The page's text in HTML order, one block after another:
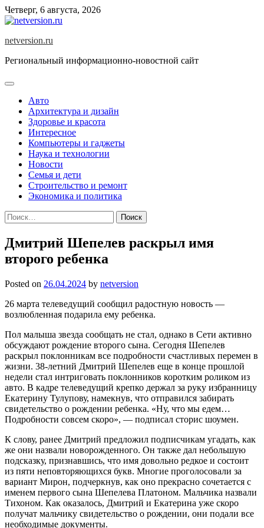
Skip
to
Четверг, 6 августа, 2026
netversion.ru
Региональный информационно-новостной сайт
Авто
Архитектура и дизайн
Здоровье и красота
Интересное
Компьютеры и гаджеты
Наука и технологии
Новости
Семья и дети
Строительство и ремонт
Экономика и политика
Найти:
Дмитрий Шепелев раскрыл имя
второго ребенка
Posted on 26.04.2024 by netversion
26 марта телеведущий сообщил радостную новость —
возлюбленная подарила ему ребенка.
Пол малыша звезда сообщать не стал, однако в Сети активно
обсуждают рождение второго сына. Сегодня Шепелев
раскрыл поклонникам все подробности счастливых перемен в
жизни. 38-летний Дмитрий Шепелев еще в конце прошлой
недели стал интриговать поклонников коротким роликом из
авто. В кадре телеведущий крепко держал за руку избранницу
Екатерину Тулупову, намекнув, что отправился забирать
свидетельство о рождении ребенка. «Ну, что мы едем…
Подробности совсем скоро», — подписал сторис шоумен.
К слову, ранее Дмитрий предложил подписчикам угадать, как
же они назвали новорожденного. Он также дал небольшую
подсказку, признавшись, что имя довольно редкое и состоит
из пяти неповторяющихся букв. Многие проголосовали за
вариант Мирон, подчеркнув, как оно прекрасно сочетается с
именем первого сына Шепелева Платоном. Мальчика назвали
Тихоном. Как оказалось, Дмитрий и Екатерина уже скоро
получат мальчику свидетельство о рождении, они подали все
необходимые документы.